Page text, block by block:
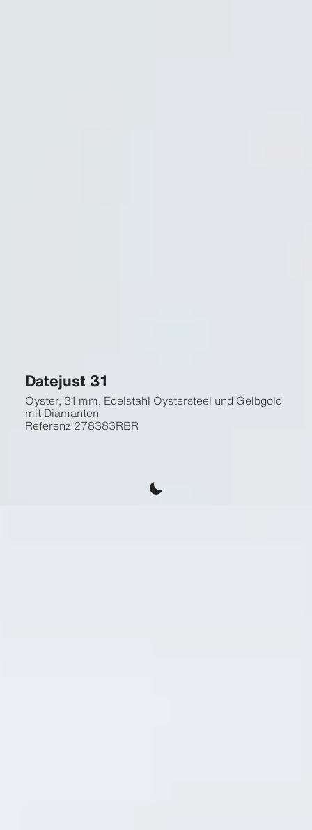
Datejust 31
Oyster, 31 mm, Edelstahl Oystersteel und Gelbgold
mit Diamanten
Referenz 278383RBR